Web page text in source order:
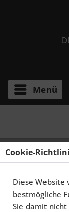
Menü
SCHMIDT
M3 E46,
Cookie-
Diese Website
bestmögliche
Sie damit